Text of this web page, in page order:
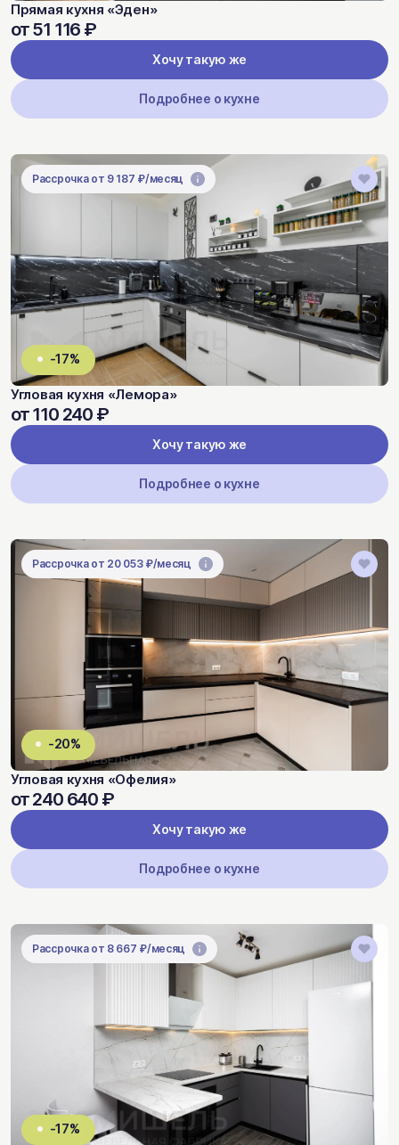
Прямая кухня «Эден»
от 51 116 ₽
Хочу такую же
Подробнее о кухне
Рассрочка от 9 187 ₽/месяц
-17%
Угловая кухня «Лемора»
от 110 240 ₽
Хочу такую же
Подробнее о кухне
Рассрочка от 20 053 ₽/месяц
-20%
Угловая кухня «Офелия»
от 240 640 ₽
Хочу такую же
Подробнее о кухне
Рассрочка от 8 667 ₽/месяц
-17%